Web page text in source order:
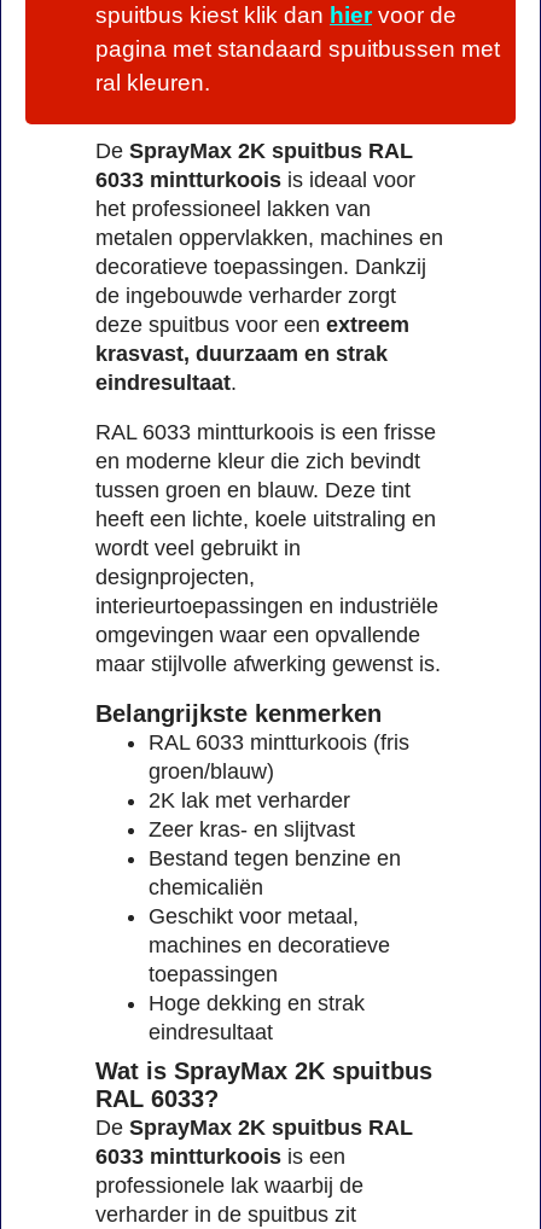
spuitbus kiest klik dan hiervoor de
pagina met standaard spuitbussen met
ral kleuren.
De SprayMax 2K spuitbus RAL
6033 mintturkoois is ideaal voor
het professioneel lakken van
metalen oppervlakken, machines en
decoratieve toepassingen. Dankzij
de ingebouwde verharder zorgt
deze spuitbus voor een extreem
krasvast, duurzaam en strak
eindresultaat.
RAL 6033 mintturkoois is een frisse
en moderne kleur die zich bevindt
tussen groen en blauw. Deze tint
heeft een lichte, koele uitstraling en
wordt veel gebruikt in
designprojecten,
interieurtoepassingen en industriële
omgevingen waar een opvallende
maar stijlvolle afwerking gewenst is.
Belangrijkste kenmerken
RAL 6033 mintturkoois (fris
groen/blauw)
2K lak met verharder
Zeer kras- en slijtvast
Bestand tegen benzine en
chemicaliën
Geschikt voor metaal,
machines en decoratieve
toepassingen
Hoge dekking en strak
eindresultaat
Wat is SprayMax 2K spuitbus
RAL 6033?
De SprayMax 2K spuitbus RAL
6033 mintturkoois is een
professionele lak waarbij de
verharder in de spuitbus zit